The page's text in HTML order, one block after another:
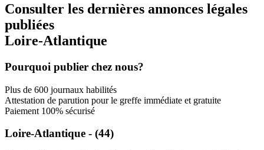
Consulter les dernières annonces légales
publiées
Loire-Atlantique
Pourquoi publier chez nous?
Plus de 600 journaux habilités
Attestation de parution pour le greffe immédiate et gratuite
Paiement 100% sécurisé
Loire-Atlantique - (44)